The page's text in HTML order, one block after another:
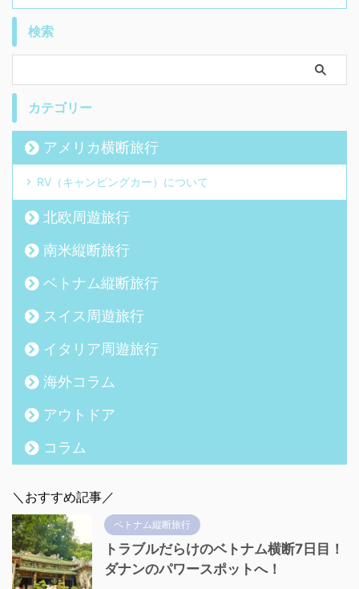
検索
カテゴリー
アメリカ横断旅行
RV（キャンピングカー）について
北欧周遊旅行
南米縦断旅行
ベトナム縦断旅行
スイス周遊旅行
イタリア周遊旅行
海外コラム
アウトドア
コラム
＼おすすめ記事／
ベトナム縦断旅行
トラブルだらけのベトナム横断7日目！
ダナンのパワースポットへ！